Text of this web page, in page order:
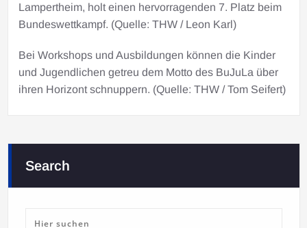
Lampertheim, holt einen hervorragenden 7. Platz beim
Bundeswettkampf. (Quelle: THW / Leon Karl)
Bei Workshops und Ausbildungen können die Kinder
und Jugendlichen getreu dem Motto des BuJuLa über
ihren Horizont schnuppern. (Quelle: THW / Tom Seifert)
Search